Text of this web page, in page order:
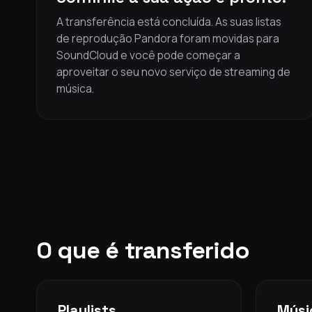
A transferência está concluída. As suas listas
de reprodução Pandora foram movidas para
SoundCloud e você pode começar a
aproveitar o seu novo serviço de streaming de
música.
O que é transferido